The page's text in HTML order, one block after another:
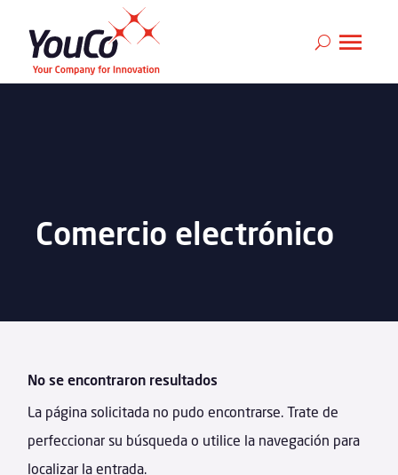
Comercio electrónico
No se encontraron resultados
La página solicitada no pudo encontrarse. Trate de
perfeccionar su búsqueda o utilice la navegación para
localizar la entrada.